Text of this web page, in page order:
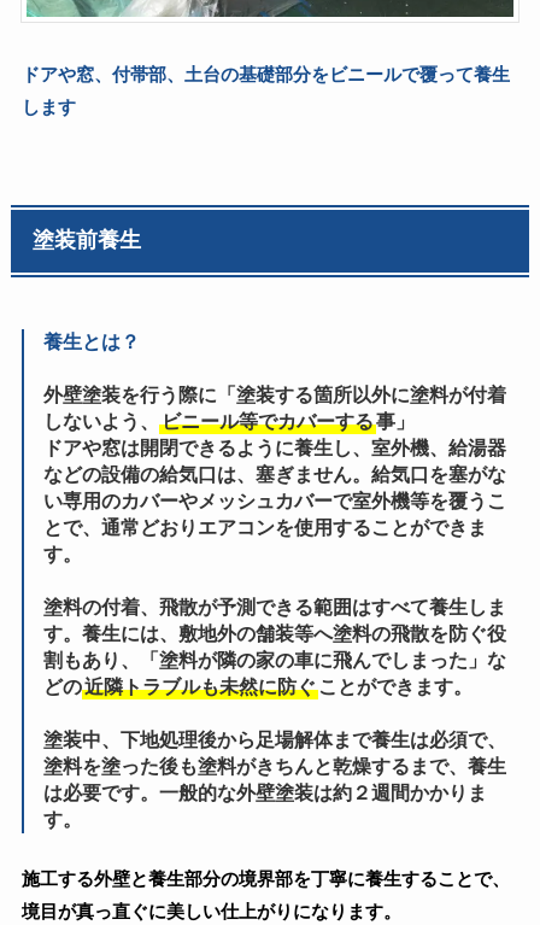
ドアや窓、付帯部、土台の基礎部分をビニールで覆って養生
します
塗装前養生
養生とは？
外壁塗装を行う際に「塗装する箇所以外に塗料が付着
しないよう、
ビニール等でカバーする事」
ドアや窓は開閉できるように養生し、室外機、給湯器
などの設備の給気口は、塞ぎません。給気口を塞がな
い専用のカバーやメッシュカバーで室外機等を覆うこ
とで、通常どおりエアコンを使用することができま
す。
塗料の付着、飛散が予測できる範囲はすべて養生しま
す。養生には、敷地外の舗装等へ塗料の飛散を防ぐ役
割もあり、「塗料が隣の家の車に飛んでしまった」な
どの近隣トラブルも未然に防ぐことができます。
塗装中、下地処理後から足場解体まで養生は必須で、
塗料を塗った後も塗料がきちんと乾燥するまで、養生
は必要です。一般的な外壁塗装は約２週間かかりま
す。
施工する外壁と養生部分の境界部を丁寧に養生することで、
境目が真っ直ぐに美しい仕上がりになります。